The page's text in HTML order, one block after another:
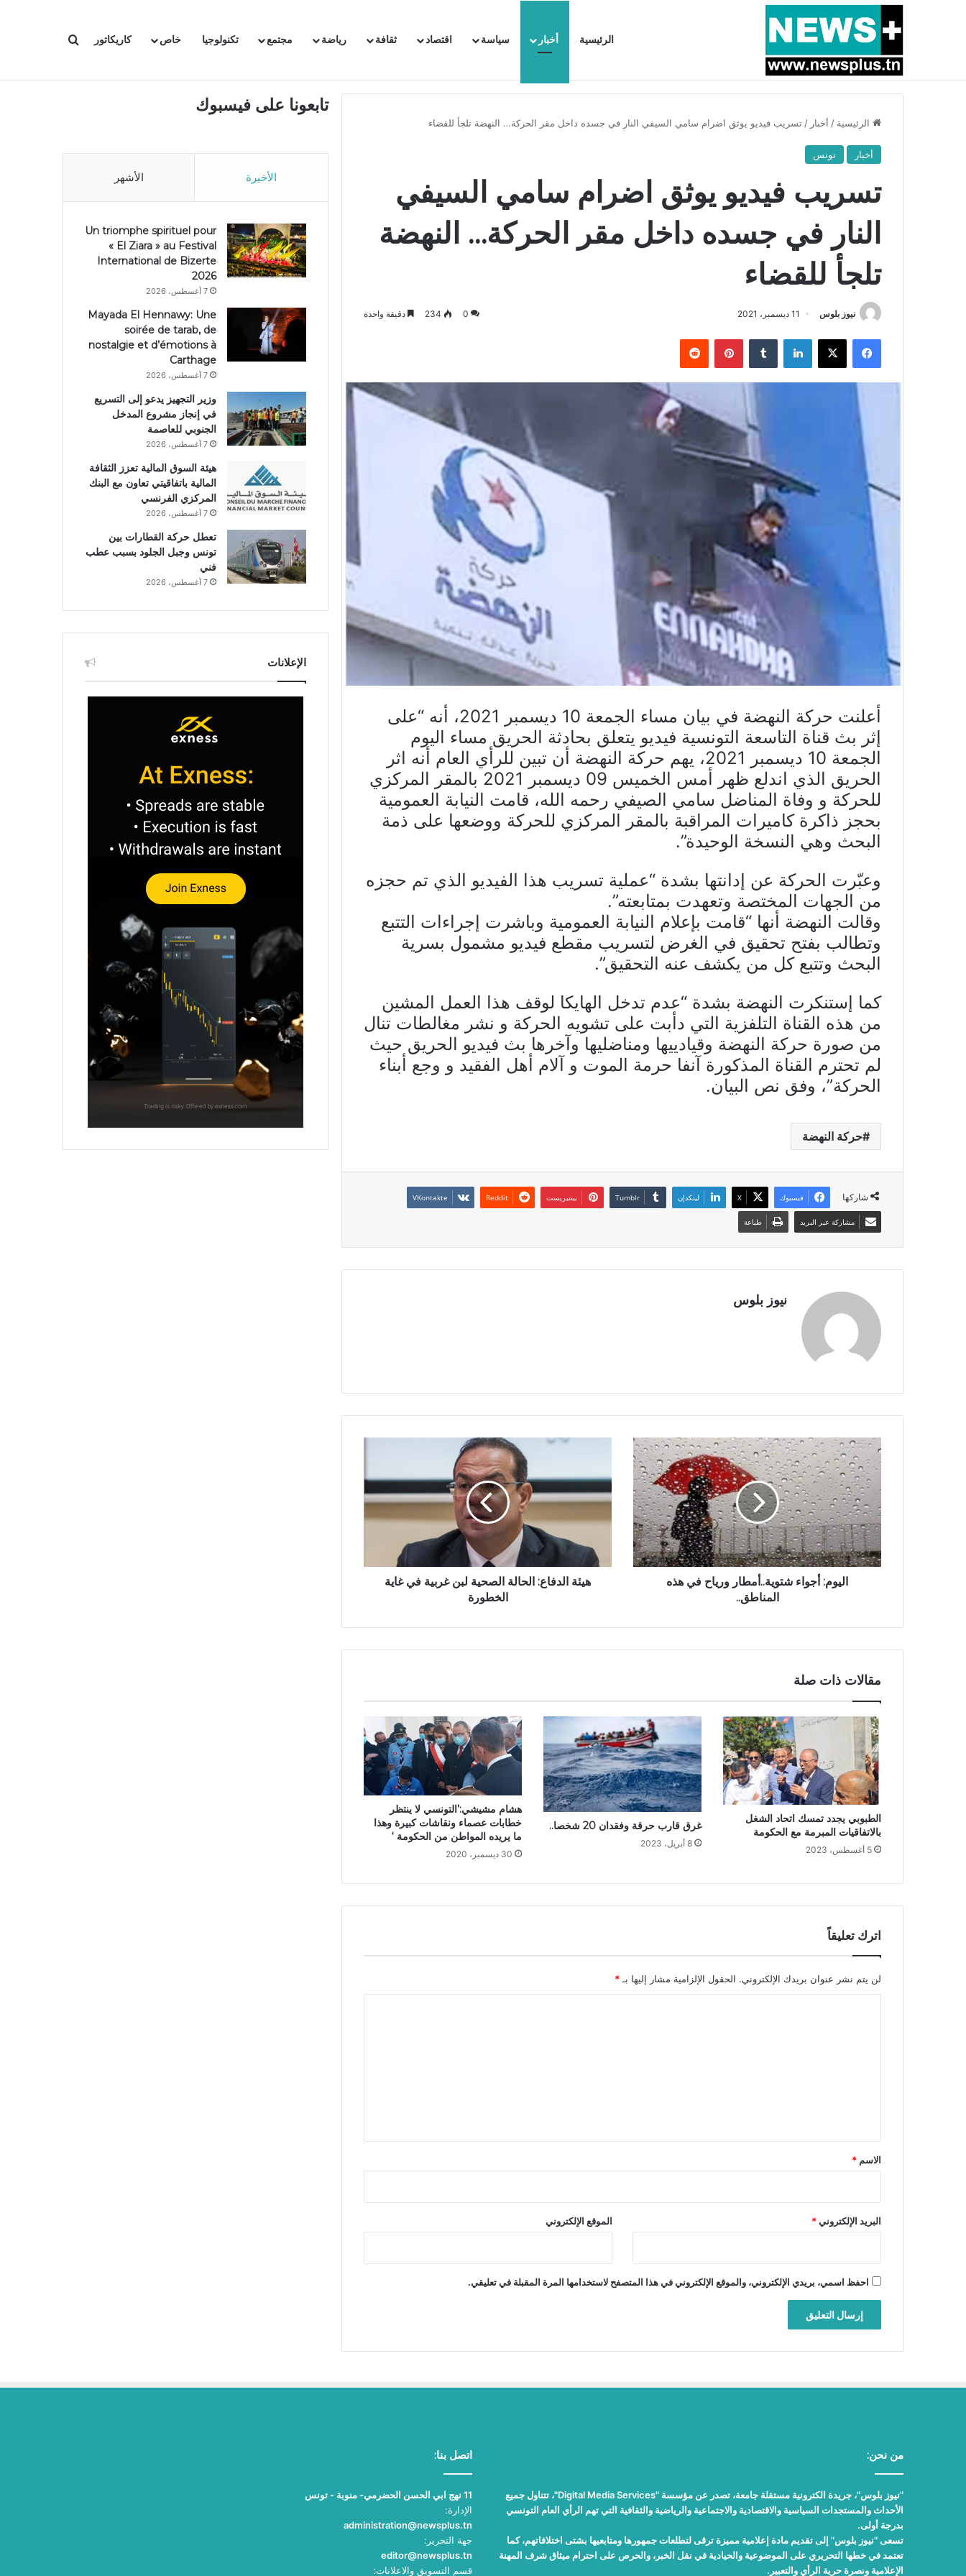
الرئيسية أخبار سياسة اقتصاد ثقافة رياضة مجتمع تكنولوجيا خاص كاريكاتور بحث عن
أخبار عاجلة بسبب المرزوقي وبتكليف من سعيّد: الخارجية تستدعي السفيرة الفرنسية بتونس وتبلغها احتجاجا شديد اللهجة !!
الرئيسية / أخبار / تسريب فيديو يوثق اضرام سامي السيفي النار في جسده داخل مقر الحركة… النهضة تلجأ للقضاء
أخبار تونس
تسريب فيديو يوثق اضرام سامي السيفي
النار في جسده داخل مقر الحركة… النهضة
تلجأ للقضاء
نيوز بلوس 11 ديسمبر، 2021 0
234 دقيقة واحدة
فيسبوك X لينكدإن بينتيريست
أعلنت حركة النهضة في بيان مساء الجمعة 10 ديسمبر 2021، أنه “على
إثر بث قناة التاسعة التونسية فيديو يتعلق بحادثة الحريق مساء اليوم
الجمعة 10 ديسمبر 2021، يهم حركة النهضة أن تبين للرأي العام أنه اثر
الحريق الذي اندلع ظهر أمس الخميس 09 ديسمبر 2021 بالمقر المركزي
للحركة و وفاة المناضل سامي الصيفي رحمه الله، قامت النيابة العمومية
بحجز ذاكرة كاميرات المراقبة بالمقر المركزي للحركة ووضعها على ذمة
البحث وهي النسخة الوحيدة”.
وعبّرت الحركة عن إدانتها بشدة “عملية تسريب هذا الفيديو الذي تم حجزه
من الجهات المختصة وتعهدت بمتابعته”.
وقالت النهضة أنها “قامت بإعلام النيابة العمومية وباشرت إجراءات التتبع
وتطالب بفتح تحقيق في الغرض لتسريب مقطع فيديو مشمول بسرية
البحث وتتبع كل من يكشف عنه التحقيق”.
كما إستنكرت النهضة بشدة “عدم تدخل الهايكا لوقف هذا العمل المشين
من هذه القناة التلفزية التي دأبت على تشويه الحركة و نشر مغالطات تنال
من صورة حركة النهضة وقيادييها ومناضليها وآخرها بث فيديو الحريق حيث
لم تحترم القناة المذكورة آنفا حرمة الموت و آلام أهل الفقيد و وجع أبناء
الحركة”، وفق نص البيان.
حركة النهضة
شاركها فيسبوك X لينكدإن بينتيريست
مشاركة عبر البريد طباعة
نيوز بلوس
اليوم: أجواء شتوية..أمطار ورياح في هذه
المناطق..
هيئة الدفاع: الحالة الصحية لبن غربية في غاية
الخطورة
مقالات ذات صلة
الطبوبي يجدد تمسك اتحاد الشغل
بالاتفاقيات المبرمة مع الحكومة
5 أغسطس، 2023
غرق قارب حرقة وفقدان 20 شخصا..
8 أبريل، 2023
هشام مشيشي:’التونسي لا ينتظر
خطابات عصماء ونقاشات كبيرة وهذا
ما يريده المواطن من الحكومة ‘
30 ديسمبر، 2020
اترك تعليقاً
لن يتم نشر عنوان بريدك الإلكتروني. الحقول الإلزامية مشار إليها بـ*
*
الاسم *
البريد الإلكتروني* الموقع الإلكتروني
احفظ اسمي، بريدي الإلكتروني، والموقع الإلكتروني في هذا المتصفح لاستخدامها المرة المقبلة في تعليقي.
تابعونا على فيسبوك
الأخيرة الأشهر
Un triomphe spirituel pour
« El Ziara » au Festival
International de Bizerte
2026
7 أغسطس، 2026
Mayada El Hennawy: Une
soirée de tarab, de
nostalgie et d’émotions à
Carthage
7 أغسطس، 2026
وزير التجهيز يدعو إلى التسريع
في إنجاز مشروع المدخل
الجنوبي للعاصمة
7 أغسطس، 2026
هيئة السوق المالية تعزز الثقافة
المالية باتفاقيتي تعاون مع البنك
المركزي الفرنسي
7 أغسطس، 2026
تعطل حركة القطارات بين
تونس وجبل الجلود بسبب عطب
فني
7 أغسطس، 2026
الإعلانات
من نحن:
"نيوز بلوس"، جريدة الكترونية مستقلة جامعة، تصدر عن مؤسسة "Digital Media Services"، تتناول جميع
الأحداث والمستجدات السياسية والاقتصادية والاجتماعية والرياضية والثقافية التي تهم الرأي العام التونسي
بدرجة أولى.
تسعى "نيوز بلوس" إلى تقديم مادة إعلامية مميزة ترقى لتطلعات جمهورها ومتابعيها بشتى اختلافاتهم، كما
تعتمد في خطها التحريري على الموضوعية والحيادية في نقل الخبر، والحرص على احترام ميثاق شرف المهنة
الإعلامية ونصرة حرية الرأي والتعبير.
اتصل بنا:
11 نهج ابي الحسن الحضرمي- منوبة - تونس
الإدارة:
administration@newsplus.tn
جهة التحرير:
editor@newsplus.tn
قسم التسويق والاعلانات: